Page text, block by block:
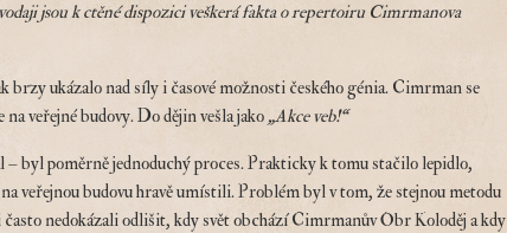
jsou k ctěné dispozici veškerá fakta o repertoiru Cimrmanova
brzy ukázalo nad síly i časové možnosti českého génia. Cimrman se
veřejné budovy. Do dějin vešla jako „Akce veb!“
byl poměrně jednoduchý proces. Prakticky k tomu stačilo lepidlo,
veřejnou budovu hravě umístili. Problém byl v tom, že stejnou metodu
nedokázali odlišit, kdy svět obchází Cimrmanův Obr Koloděj a kdy